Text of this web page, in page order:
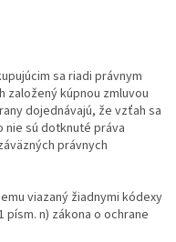
sa riadi právnym
založený kúpnou zmluvou
dojednávajú, že vzťah sa
sú dotknuté práva
právnych
viazaný žiadnymi kódexy
n) zákona o ochrane